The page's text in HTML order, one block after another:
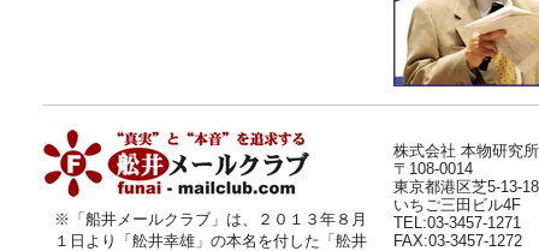
※「船井メールクラブ」は、２０１３年８月
１日より
「舩井幸雄」 の本名を付した「舩井
株式会社 本物研究所
〒108-0014
東京都港区芝5-13-18
いちご三田ビル4F
TEL:03-3457-1271
FAX:03-3457-1272